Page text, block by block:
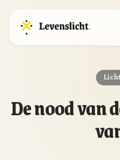
De nood van